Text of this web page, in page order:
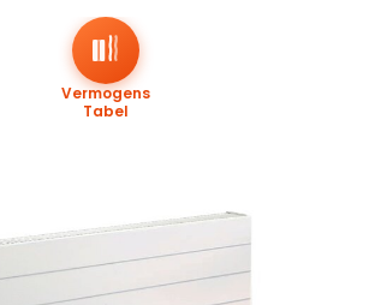
Vermogens
Tabel